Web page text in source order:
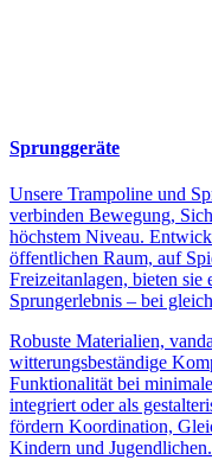
Sprunggeräte
Unsere Trampoline und
verbinden Bewegung,
höchstem Niveau.
öffentlichen Raum, auf
Freizeitanlagen, bieten sie
Sprungerlebnis – bei
Robuste Materialien,
witterungsbeständige
Funktionalität bei
integriert oder als
fördern Koordination,
Kindern und Jugendlichen.